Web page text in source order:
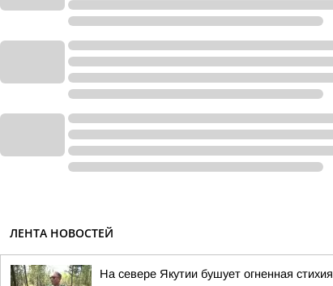
ЛЕНТА НОВОСТЕЙ
На севере Якутии бушует огненная стихия